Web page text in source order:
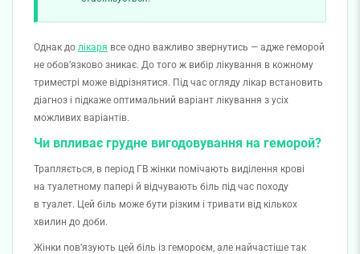
Однак до лікаря все одно важливо звернутись — адже геморой
не обов’язково зникає. До того ж вибір лікування в кожному
триместрі може відрізнятися. Під час огляду лікар встановить
діагноз і підкаже оптимальний варіант лікування з усіх
можливих варіантів.
Чи впливає грудне вигодовування на геморой?
Трапляється, в період ГВ жінки помічають виділення крові
на туалетному папері й відчувають біль під час походу
в туалет. Цей біль може бути різким і тривати від кількох
хвилин до доби.
Жінки пов’язують цей біль із гемороєм, але найчастіше так